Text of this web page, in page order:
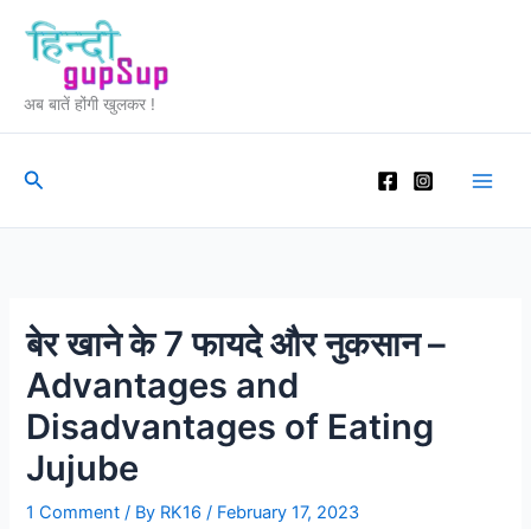
content
अब बातें होंगी खुलकर !
Search
बेर खाने के 7 फायदे और नुकसान –
Advantages and
Disadvantages of Eating
Jujube
1 Comment / By RK16/ February 17, 2023